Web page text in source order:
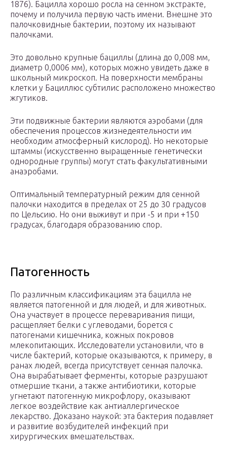
1876). Бацилла хорошо росла на сенном экстракте,
почему и получила первую часть имени. Внешне это
палочковидные бактерии, поэтому их называют
палочками.
Это довольно крупные бациллы (длина до 0,008 мм,
диаметр 0,0006 мм), которых можно увидеть даже в
школьный микроскоп. На поверхности мембраны
клетки у Бациллюс субтилис расположено множество
жгутиков.
Эти подвижные бактерии являются аэробами (для
обеспечения процессов жизнедеятельности им
необходим атмосферный кислород). Но некоторые
штаммы (искусственно выращенные генетически
однородные группы) могут стать факультативными
анаэробами.
Оптимальный температурный режим для сенной
палочки находится в пределах от 25 до 30 градусов
по Цельсию. Но они выживут и при -5 и при +150
градусах, благодаря образованию спор.
Патогенность
По различным классификациям эта бацилла не
является патогенной и для людей, и для животных.
Она участвует в процессе переваривания пищи,
расщепляет белки с углеводами, борется с
патогенами кишечника, кожных покровов
млекопитающих. Исследователи установили, что в
числе бактерий, которые оказываются, к примеру, в
ранах людей, всегда присутствует сенная палочка.
Она вырабатывает ферменты, которые разрушают
отмершие ткани, а также антибиотики, которые
угнетают патогенную микрофлору, оказывают
легкое воздействие как антиаллергическое
лекарство. Доказано наукой: эта бактерия подавляет
и развитие возбудителей инфекций при
хирургических вмешательствах.